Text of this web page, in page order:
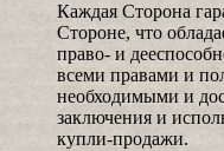
Каждая Сторона
Стороне, что
право- и
всеми правами и
необходимыми и
заключения и
купли-продажи.